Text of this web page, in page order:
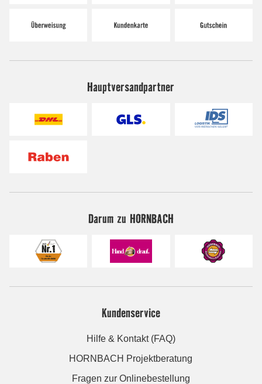
Hauptversandpartner
Darum zu HORNBACH
Kundenservice
Hilfe & Kontakt (FAQ)
HORNBACH Projektberatung
Fragen zur Onlinebestellung